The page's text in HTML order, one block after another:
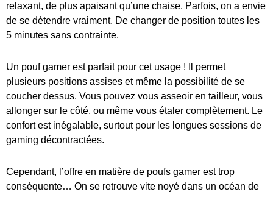
relaxant, de plus apaisant qu’une chaise. Parfois, on a envie
de se détendre vraiment. De changer de position toutes les
5 minutes sans contrainte.
Un pouf gamer est parfait pour cet usage ! Il permet
plusieurs positions assises et même la possibilité de se
coucher dessus. Vous pouvez vous asseoir en tailleur, vous
allonger sur le côté, ou même vous étaler complètement. Le
confort est inégalable, surtout pour les longues sessions de
gaming décontractées.
Cependant, l’offre en matière de poufs gamer est trop
conséquente… On se retrouve vite noyé dans un océan de